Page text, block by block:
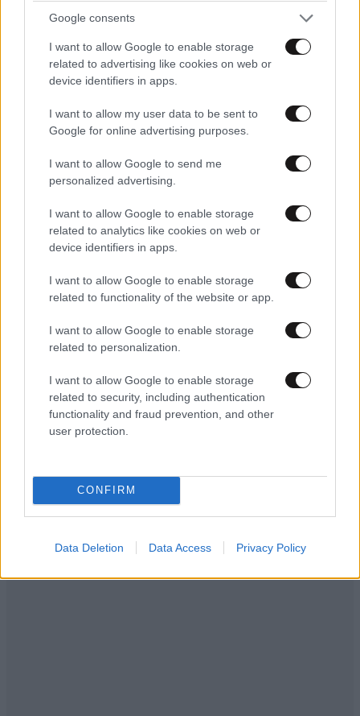
Google consents
I want to allow Google to enable storage
related to advertising like cookies on web or
device identifiers in apps.
I want to allow my user data to be sent to
Google for online advertising purposes.
I want to allow Google to send me
personalized advertising.
I want to allow Google to enable storage
related to analytics like cookies on web or
device identifiers in apps.
I want to allow Google to enable storage
related to functionality of the website or app.
I want to allow Google to enable storage
related to personalization.
I want to allow Google to enable storage
related to security, including authentication
functionality and fraud prevention, and other
user protection.
CONFIRM
Data Deletion Data Access Privacy Policy
ΚΟΣΜΟΣ 09·08·2026 07:44
Η αυτοκρατορία του «Έντικ» και ο «μεγάλος»
που φέρεται να βρίσκεται πίσω του – Τι ορίζει ο
όρος Greek Mafia